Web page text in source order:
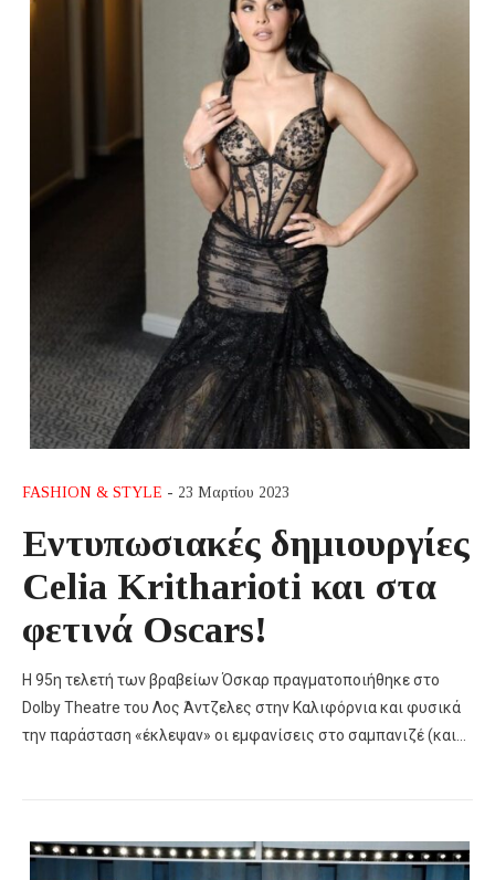
FASHION & STYLE - 23 Μαρτίου 2023
Εντυπωσιακές δημιουργίες
Celia Kritharioti και στα
φετινά Oscars!
Η 95η τελετή των βραβείων Όσκαρ πραγματοποιήθηκε στο
Dolby Theatre του Λος Άντζελες στην Καλιφόρνια και φυσικά
την παράσταση «έκλεψαν» οι εμφανίσεις στο σαμπανιζέ (και…